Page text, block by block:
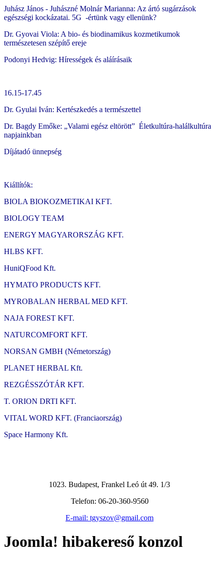
Juhász János - Juhászné Molnár Marianna: Az ártó sugárzások
egészségi kockázatai. 5G -értünk vagy ellenünk?
Dr. Gyovai Viola: A bio- és biodinamikus kozmetikumok
természetesen szépítő ereje
Podonyi Hedvig: Hírességek és aláírásaik
16.15-17.45
Dr. Gyulai Iván: Kertészkedés a természettel
Dr. Bagdy Emőke: „Valami egész eltörött” Életkultúra-halálkultúra
napjainkban
Díjátadó ünnepség
Kiállítók:
BIOLA BIOKOZMETIKAI KFT.
BIOLOGY TEAM
ENERGY MAGYARORSZÁG KFT.
HLBS KFT.
HuniQFood Kft.
HYMATO PRODUCTS KFT.
MYROBALAN HERBAL MED KFT.
NAJA FOREST KFT.
NATURCOMFORT KFT.
NORSAN GMBH (Németország)
PLANET HERBAL Kft.
REZGÉSSZÓTÁR KFT.
T. ORION DRTI KFT.
VITAL WORD KFT. (Franciaország)
Space Harmony Kft.
1023. Budapest, Frankel Leó út 49. 1/3
Telefon: 06-20-360-9560
E-mail: tgyszov@gmail.com
Joomla! hibakereső konzol